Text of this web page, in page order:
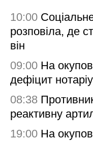
10:00
розповіла, де
він
09:00 На
дефіцит
08:38
реактивну
19:00 На